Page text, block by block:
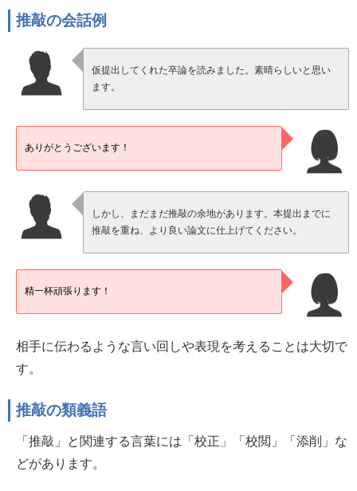
推敲の会話例
仮提出してくれた卒論を読みました。素晴らしいと思い
ます。
ありがとうございます！
しかし、まだまだ推敲の余地があります。本提出までに
推敲を重ね、より良い論文に仕上げてください。
精一杯頑張ります！
相手に伝わるような言い回しや表現を考えることは大切で
す。
推敲の類義語
「推敲」と関連する言葉には「校正」「校閲」「添削」な
どがあります。